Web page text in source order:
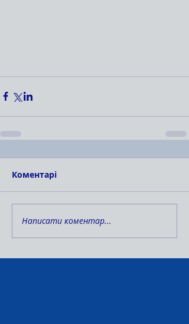
Коментарі
Написати коментар...